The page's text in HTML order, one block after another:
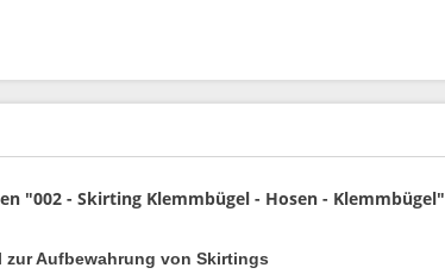
"002 - Skirting Klemmbügel - Hosen - Klemmbügel"
zur Aufbewahrung von Skirtings